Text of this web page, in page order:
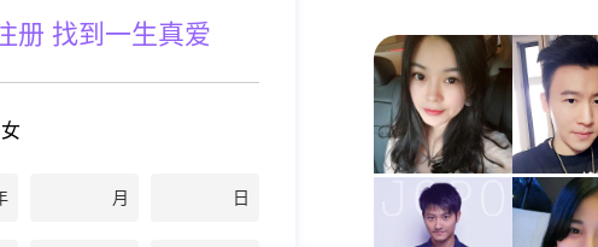
个独立、善良、活泼开朗的女孩，我平时的业余喜欢旅游、运动，看电影，希
小家一起奋斗，对于...
私聊TA
册 找到一生真爱
女
月 日